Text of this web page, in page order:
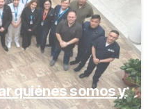
quiénes somos y